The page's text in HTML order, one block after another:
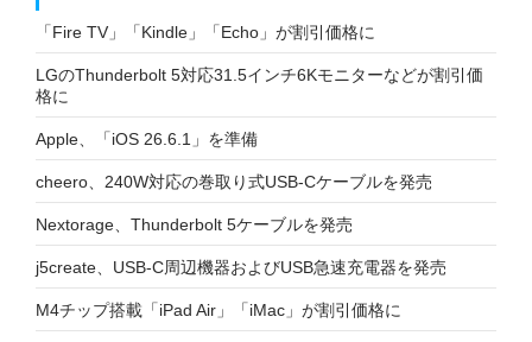
「Fire TV」「Kindle」「Echo」が割引価格に
LGのThunderbolt 5対応31.5インチ6Kモニターなどが割引価
格に
Apple、「iOS 26.6.1」を準備
cheero、240W対応の巻取り式USB-Cケーブルを発売
Nextorage、Thunderbolt 5ケーブルを発売
j5create、USB-C周辺機器およびUSB急速充電器を発売
M4チップ搭載「iPad Air」「iMac」が割引価格に